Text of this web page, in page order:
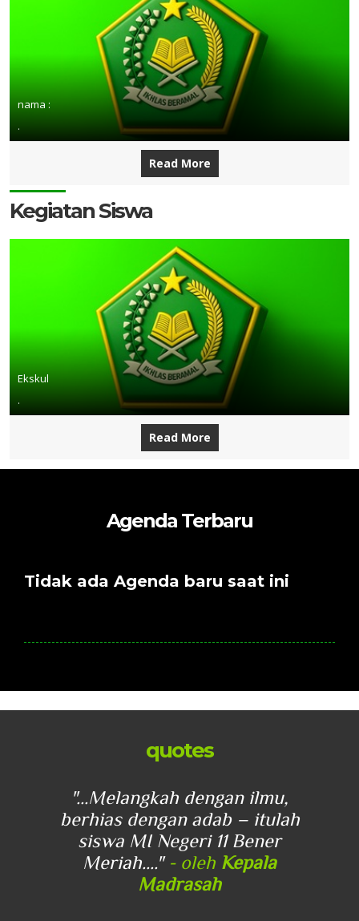
nama :
.
Read More
Kegiatan Siswa
Ekskul
.
Read More
Agenda Terbaru
Tidak ada Agenda baru saat ini
quotes
"...Melangkah dengan ilmu,
berhias dengan adab – itulah
siswa MI Negeri 11 Bener
Meriah...." - oleh Kepala
Madrasah